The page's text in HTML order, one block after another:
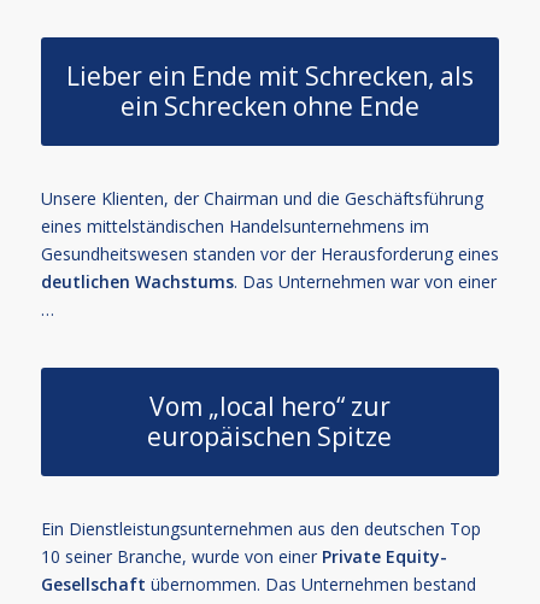
Lieber ein Ende mit Schrecken, als
ein Schrecken ohne Ende
Unsere Klienten, der Chairman und die Geschäftsführung
eines mittelständischen Handelsunternehmens im
Gesundheitswesen standen vor der Herausforderung eines
deutlichen Wachstums. Das Unternehmen war von einer
…
Vom „local hero“ zur
europäischen Spitze
Ein Dienstleistungsunternehmen aus den deutschen Top
10 seiner Branche, wurde von einer Private Equity-
Gesellschaft übernommen. Das Unternehmen bestand